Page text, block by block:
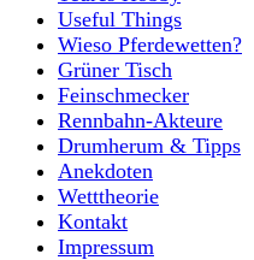
Useful Things
Wieso Pferdewetten?
Grüner Tisch
Feinschmecker
Rennbahn-Akteure
Drumherum & Tipps
Anekdoten
Wetttheorie
Kontakt
Impressum